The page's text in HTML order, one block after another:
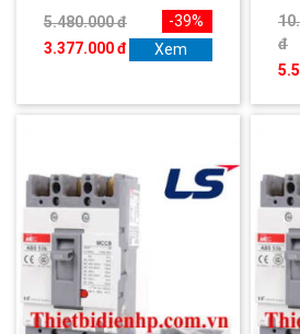
5.480.000 đ
3.377.000 đ
-39%
Xem
đ